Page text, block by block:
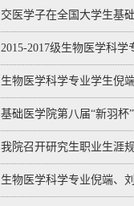
交医学子在全国大学生基
2015-2017级生物医学科
生物医学科学专业学生倪
基础医学院第八届“新羽
我院召开研究生职业生涯
生物医学科学专业倪端、